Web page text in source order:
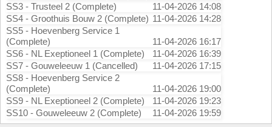
SS3 - Trusteel 2 (Complete)
11-04-2026 14:08
SS4 - Groothuis Bouw 2 (Complete) 11-04-2026 14:28
SS5 - Hoevenberg Service 1
(Complete)
11-04-2026 16:17
SS6 - NL Exeptioneel 1 (Complete)
11-04-2026 16:39
SS7 - Gouweleeuw 1 (Cancelled)
11-04-2026 17:15
SS8 - Hoevenberg Service 2
(Complete)
11-04-2026 19:00
SS9 - NL Exeptioneel 2 (Complete)
11-04-2026 19:23
SS10 - Gouweleeuw 2 (Complete)
11-04-2026 19:59